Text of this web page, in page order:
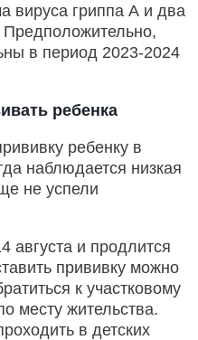
вируса гриппа А и два
в период 2023-2024
ребенка
ребенку в
наблюдается низкая
не успели
августа и продлится
прививку можно
к участковому
месту жительства.
в детских